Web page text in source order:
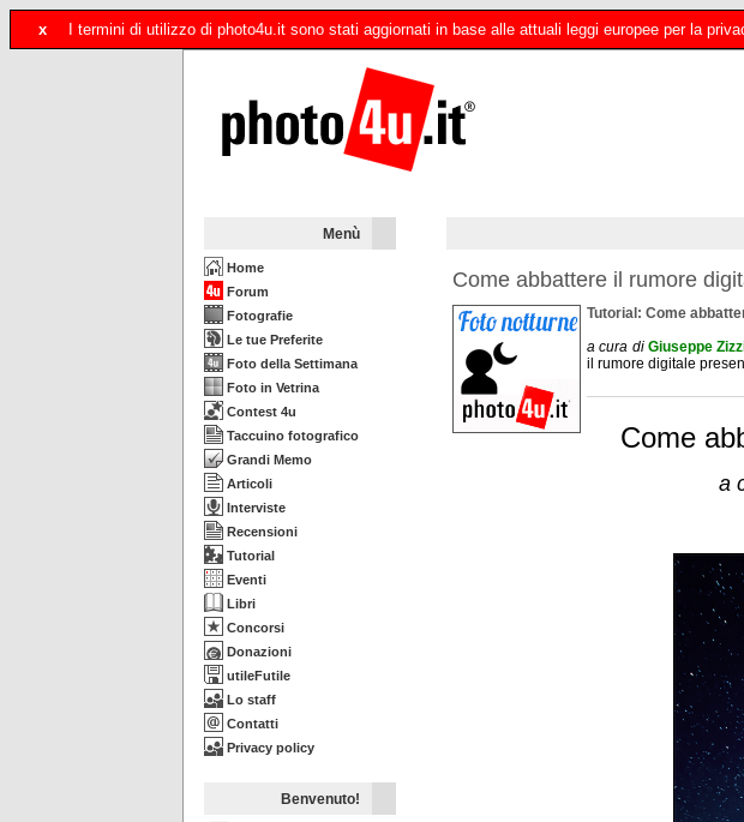
x I termini di utilizzo di photo4u.it sono stati aggiornati in base alle attuali leggi europee per la
Menù
Home
Forum
Fotografie
Le tue Preferite
Foto della Settimana
Foto in Vetrina
Contest 4u
Taccuino fotografico
Grandi Memo
Articoli
Interviste
Recensioni
Tutorial
Eventi
Libri
Concorsi
Donazioni
utileFutile
Lo staff
Contatti
Privacy policy
Benvenuto!
Come abbattere il rumore
Tutorial: Come
a cura di Giuseppe
il rumore digitale
Come
a